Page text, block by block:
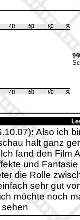
: Also ich
halt ganz
fand den Film
und
die Rolle
sehr gut
möchte noch